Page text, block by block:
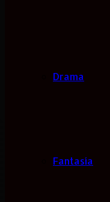
Drama
Fantasía